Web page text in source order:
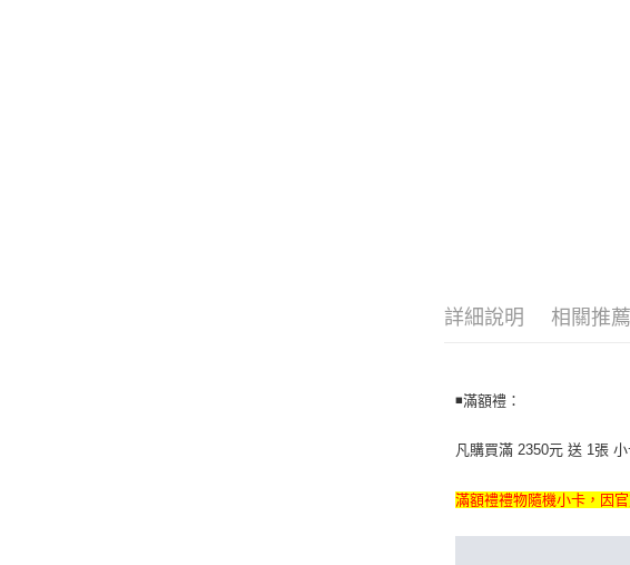
詳細說明 相關推薦
◾️滿額禮：
凡購買滿 2350元 送 1張
滿額禮禮物隨機小卡，因